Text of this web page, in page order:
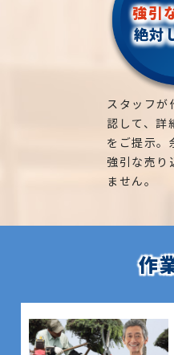
強引
絶対
スタッフが
認して、詳
をご提示。
強引な売り
ません。
作